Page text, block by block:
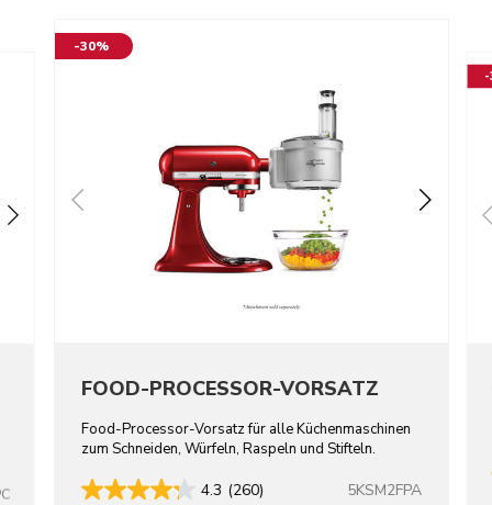
-30%
FOOD-PROCESSOR-VORSATZ
Food-Processor-Vorsatz für alle Küchenmaschinen
zum Schneiden, Würfeln, Raspeln und Stifteln.
4.3 (260) 5KSM2FPA
-